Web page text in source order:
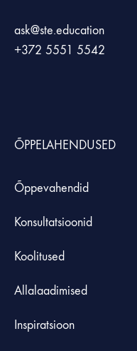
ask@ste.education
+372 5551 5542
ÕPPELAHENDUSED
Õppevahendid
Konsultatsioonid
Koolitused
Allalaadimised
Inspiratsioon